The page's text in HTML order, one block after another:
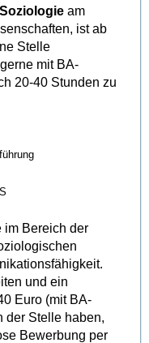
am
ist ab
Stelle
mit BA-
20-40 Stunden zu
im Bereich der
und ein
Euro (mit BA-
der Stelle haben,
Bewerbung per